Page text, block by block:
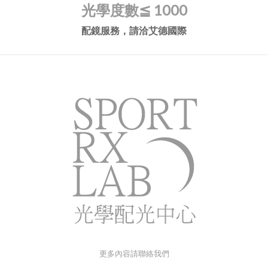
光學度數≦ 1000
配鏡服務，請洽艾德國際
更多內容請聯絡我們